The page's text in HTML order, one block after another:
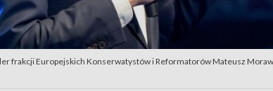
frakcji Europejskich Konserwatystów i Reformatorów Mateusz